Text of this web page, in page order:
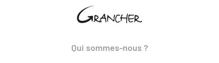
Qui sommes-nous ?